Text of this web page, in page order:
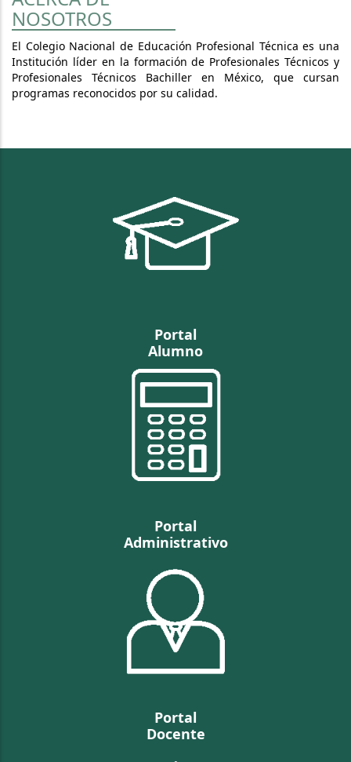
NOSOTROS
El Colegio Nacional de Educación Profesional Técnica es una
Institución líder en la formación de Profesionales Técnicos y
Profesionales Técnicos Bachiller en México, que cursan
programas reconocidos por su calidad.
Portal
Alumno
Portal
Administrativo
Portal
Docente